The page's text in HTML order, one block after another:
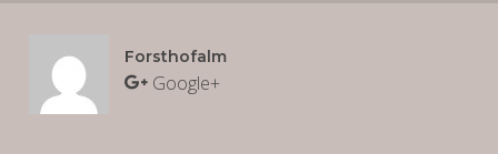
Forsthofalm
Google+